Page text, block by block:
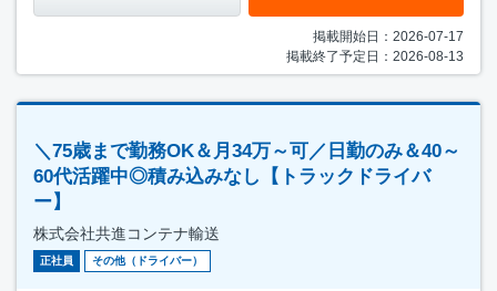
掲載開始日：2026-07-17
掲載終了予定日：2026-08-13
＼75歳まで勤務OK＆月34万～可／日勤のみ＆40～
60代活躍中◎積み込みなし【トラックドライバ
ー】
株式会社共進コンテナ輸送
正社員 その他（ドライバー）